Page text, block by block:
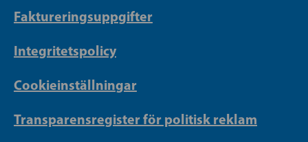
Faktureringsuppgifter
Integritetspolicy
Cookieinställningar
Transparensregister för politisk reklam